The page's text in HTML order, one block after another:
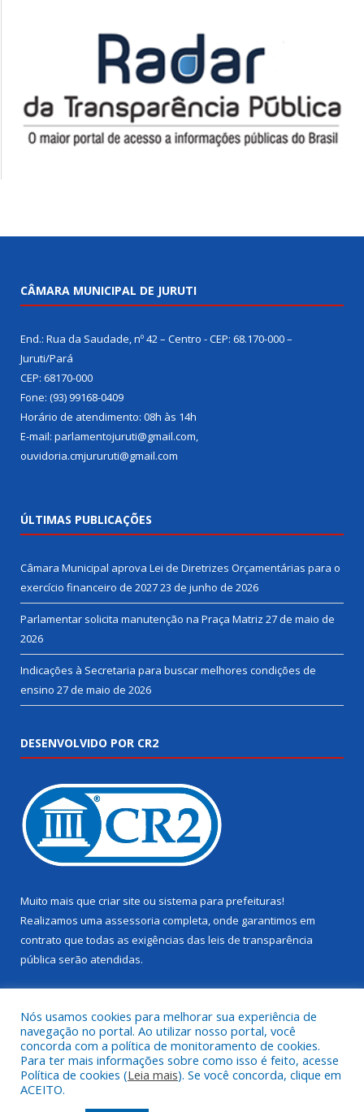
CÂMARA MUNICIPAL DE JURUTI
End.: Rua da Saudade, nº 42 – Centro - CEP: 68.170-000 –
Juruti/Pará
CEP: 68170-000
Fone: (93) 99168-0409
Horário de atendimento: 08h às 14h
E-mail: parlamentojuruti@gmail.com,
ouvidoria.cmjururuti@gmail.com
ÚLTIMAS PUBLICAÇÕES
Câmara Municipal aprova Lei de Diretrizes Orçamentárias para o
exercício financeiro de 202723 de junho de 2026
Parlamentar solicita manutenção na Praça Matriz 27 de maio de
2026
Indicações à Secretaria para buscar melhores condições de
ensino 27 de maio de 2026
DESENVOLVIDO POR CR2
Muito mais que criar site ou sistema para prefeituras!
Realizamos uma assessoria completa, onde garantimos em
contrato que todas as exigências das leis de transparência
pública serão atendidas.
Todos os direitos reservados a Câmara Municipal de Juruti.
Nós usamos cookies para melhorar sua experiência de
navegação no portal. Ao utilizar nosso portal, você
concorda com a política de monitoramento de cookies.
Para ter mais informações sobre como isso é feito, acesse
Política de cookies (Leia mais). Se você concorda, clique em
ACEITO.